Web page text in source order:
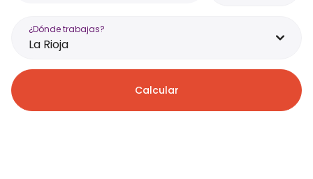
¿Dónde trabajas?
La Rioja
Calcular